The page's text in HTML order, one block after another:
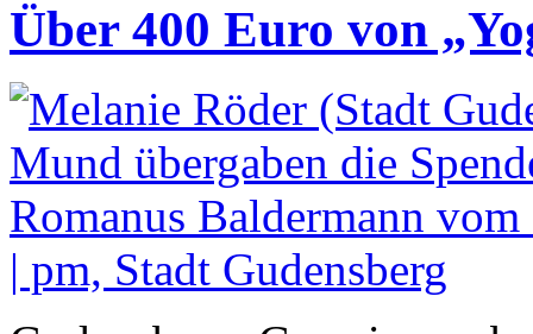
Über 400 Euro von